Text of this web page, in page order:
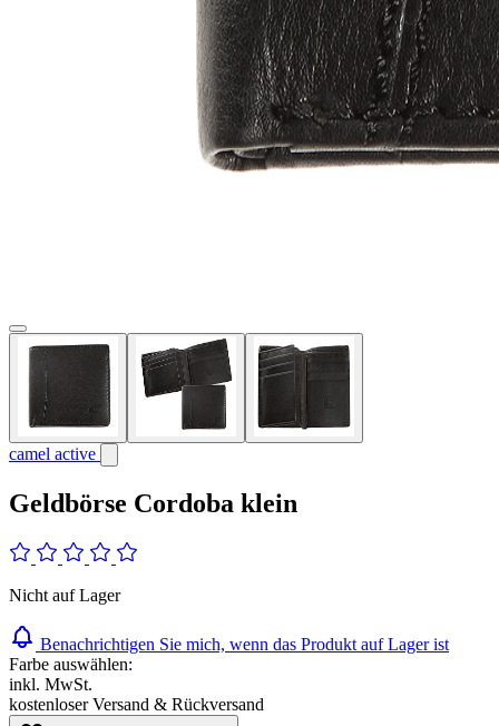
camel active
Geldbörse Cordoba klein
Nicht auf Lager
Benachrichtigen Sie mich, wenn das Produkt auf Lager ist
Farbe auswählen:
inkl. MwSt.
kostenloser Versand & Rückversand